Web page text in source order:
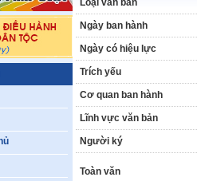
Loại văn bản
Ngày ban hành
Ngày có hiệu lực
Trích yếu
Cơ quan ban hành
Lĩnh vực văn bản
Người ký
Toàn văn